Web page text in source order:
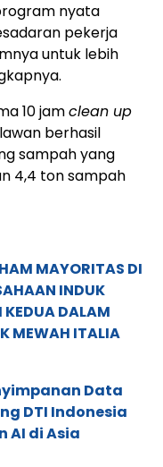
nyata
pekerja
untuk lebih
10 jamclean up
berhasil
sampah yang
4,4 ton sampah
MAYORITAS DI
INDUK
DALAM
MEWAH ITALIA
Data
DTI Indonesia
AI di Asia